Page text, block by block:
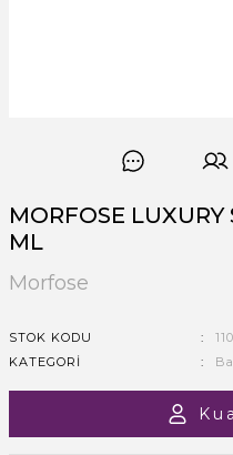
MORFOSE LUXURY
ML
Morfose
STOK KODU
KATEGORI